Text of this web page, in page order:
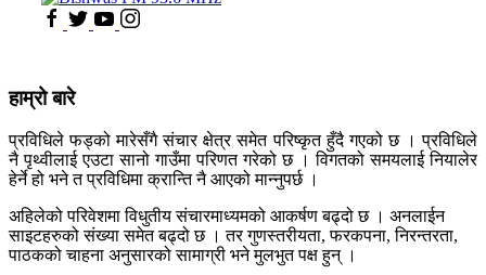
हाम्रो बारे
प्रविधिले फड्को मारेसँगै संचार क्षेत्र समेत परिष्कृत हुँदै गएको छ । प्रविधिले
नै पृथ्वीलाई एउटा सानो गाउँमा परिणत गरेको छ । विगतको समयलाई नियालेर
हेर्ने हो भने त प्रविधिमा क्रान्ति नै आएको मान्नुपर्छ ।
अहिलेको परिवेशमा विधुतीय संचारमाध्यमको आकर्षण बढ्दो छ । अनलाईन
साइटहरुको संख्या समेत बढ्दो छ । तर गुणस्तरीयता, फरकपना, निरन्तरता,
पाठकको चाहना अनुसारको सामाग्री भने मुलभुत पक्ष हुन् ।